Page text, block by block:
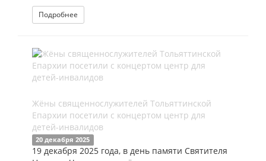
Подробнее
Жёны священнослужителей Тольяттинской
Епархии посетили с концертом центр для
детей-инвалидов
20 декабря 2025
19 декабря 2025 года, в день памяти Святителя